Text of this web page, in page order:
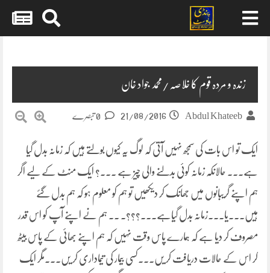
زندہ و مردہ قوم کا خلاصہ/محمد جواد خان
Abdul Khateeb
21/08/2016
ایک تو اس بات کی سمجھ نہیں آتی کہ لوگ یہ کیوں بولتے ہیں کہ زمانہ بدل گیا
ہے۔۔۔ حالانکہ زمانہ کوئی بدلنے والی چیز ہے ۔۔۔؟ ایک منٹ کے لیے اگر
ہم اپنے گریبانوں میں جھانک کر دیکھیں تو ہم کو معلوم ہو کہ ہم بدل گئے
ہیں۔۔۔یا۔۔۔زمانہ بدلگیاہے۔۔۔؟؟؟۔ ۔۔ ہم نے اپنے آپ کو اس قدر
مصروف کر دیا ہے کہ ہمارے پاس وقت نہیں کہ ہم اپنے بھائی کے پاس بیٹھ
کر اس کے حالات دریافت کر یں۔۔۔کسی بیمار کی تیماداری کر یں۔۔۔مگر ایک